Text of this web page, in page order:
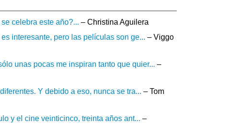
celebra este año?... – Christina Aguilera
interesante, pero las películas son ge... – Viggo
unas pocas me inspiran tanto que quier... –
Y debido a eso, nunca se tra... – Tom
y el cine veinticinco, treinta años ant... –